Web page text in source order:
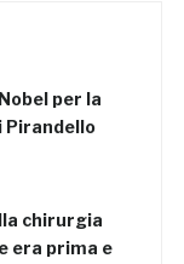
per la
chirurgia
era prima e